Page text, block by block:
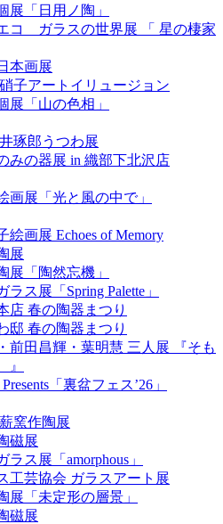
展「日用ノ陶」
コ ガラスの世界展 「 星の棲家
本画展
子アートイリュージョン
展「山の色相」
琢郎うつわ展
みの器展 in 織部下北沢店
画展「光と風の中で」
絵画展 Echoes of Memory
展
展「陶然忘機」
ラス展「Spring Palette」
店 春の陶器まつり
邸 春の陶器まつり
前田昌輝・葉明慧 三人展 『そも
』
「裏盆フェス’26」
窯作陶展
磁展
ラス展「amorphous」
工芸協会 ガラスアート展
展「未定形の層景」
磁展